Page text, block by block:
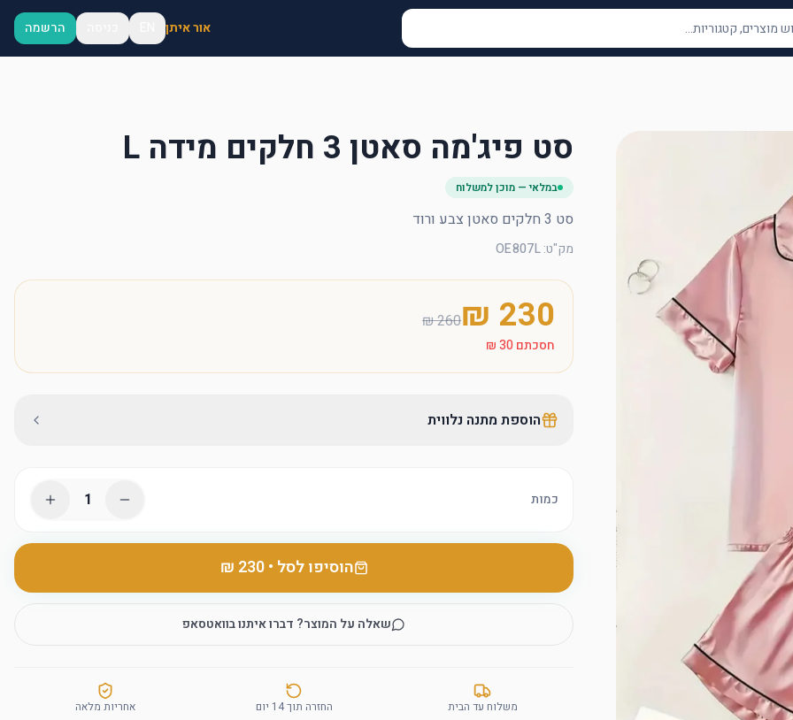
אור איתן הרשמה
סט פיג'מה סאטן 3 חלקים מידה L
במלאי — מוכן למשלוח
סט 3 חלקים סאטן צבע ורוד
מק"ט:
OE807L
חסכתם
הוספת מתנה נלווית
כמות 1
הוסיפו לסל •
‏230 ₪
שאלה על המוצר? דברו איתנו בוואטסאפ
משלוח עד הבית החזרה תוך 14 יום אחריות מלאה